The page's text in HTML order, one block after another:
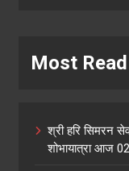
Most Read
श्री हरि सिमरन
शोभायात्रा आज